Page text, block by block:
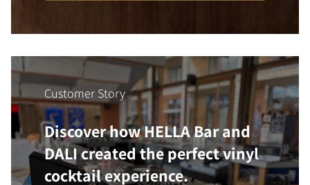
Customer Story
Discover how HELLA Bar and
DALI created the perfect vinyl
cocktail experience.